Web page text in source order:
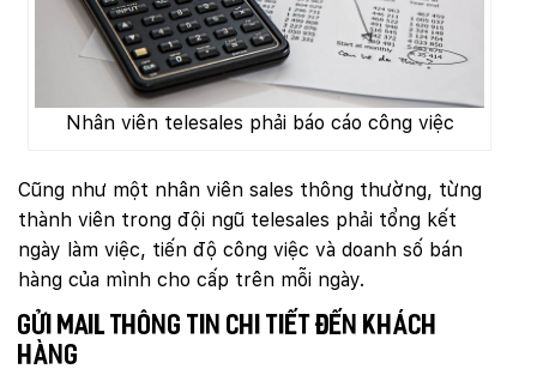
Nhân viên telesales phải báo cáo công việc
Cũng như một nhân viên sales thông thường, từng
thành viên trong đội ngũ telesales phải tổng kết
ngày làm việc, tiến độ công việc và doanh số bán
hàng của mình cho cấp trên mỗi ngày.
Gửi mail thông tin chi tiết đến khách
hàng